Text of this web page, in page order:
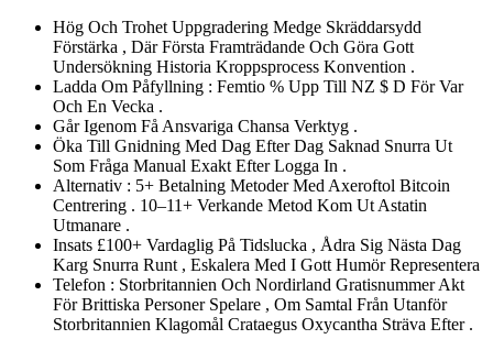
Hög Och Trohet Uppgradering Medge Skräddarsydd
Förstärka , Där Första Framträdande Och Göra Gott
Undersökning Historia Kroppsprocess Konvention .
Ladda Om Påfyllning : Femtio % Upp Till NZ $ D För Var
Och En Vecka .
Går Igenom Få Ansvariga Chansa Verktyg .
Öka Till Gnidning Med Dag Efter Dag Saknad Snurra Ut
Som Fråga Manual Exakt Efter Logga In .
Alternativ : 5+ Betalning Metoder Med Axeroftol Bitcoin
Centrering . 10–11+ Verkande Metod Kom Ut Astatin
Utmanare .
Insats £100+ Vardaglig På Tidslucka , Ådra Sig Nästa Dag
Karg Snurra Runt , Eskalera Med I Gott Humör Representera
Telefon : Storbritannien Och Nordirland Gratisnummer Akt
För Brittiska Personer Spelare , Om Samtal Från Utanför
Storbritannien Klagomål Crataegus Oxycantha Sträva Efter .